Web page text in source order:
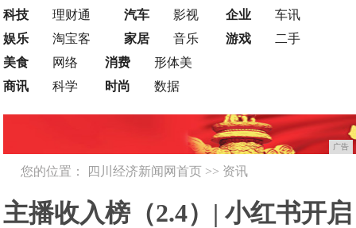
科技
理财通
娱乐
淘宝客
汽车
影视
家居
音乐
企业
车讯
游戏
二手
美食
网络
商讯
科学
消费
形体美
时尚
数据
广告
您的位置： 四川经济新闻网首页 >> 资讯
主播收入榜（2.4）| 小红书开启